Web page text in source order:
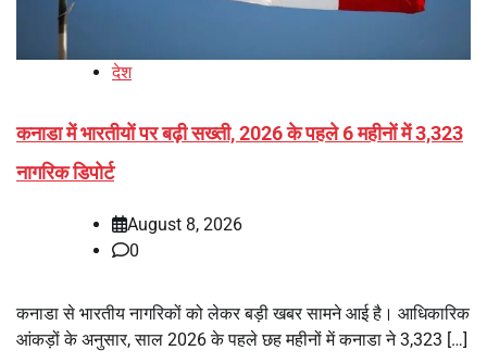
देश
कनाडा में भारतीयों पर बढ़ी सख्ती, 2026 के पहले 6 महीनों में 3,323
नागरिक डिपोर्ट
August 8, 2026
0
कनाडा से भारतीय नागरिकों को लेकर बड़ी खबर सामने आई है। आधिकारिक
आंकड़ों के अनुसार, साल 2026 के पहले छह महीनों में कनाडा ने 3,323 […]